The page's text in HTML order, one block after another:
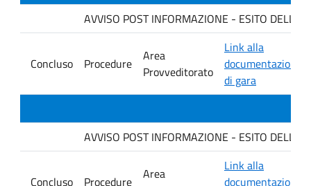
AVVISO POST INFORMAZIONE - ESITO
Concluso Procedure
Area
Provveditorato
Link alla
documentazione
di gara
AVVISO POST INFORMAZIONE - ESITO DELLA
Concluso Procedure
Area
Link alla
documentazione